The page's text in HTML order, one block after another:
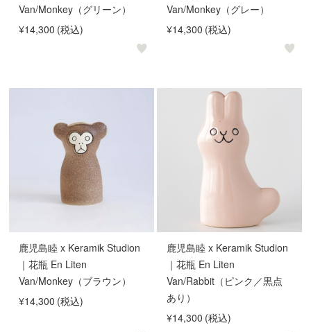
Van/Monkey（グリーン）
¥14,300 (税込)
Van/Monkey（グレー）
¥14,300 (税込)
鹿児島睦 x Keramik Studion
｜花瓶 En Liten
Van/Monkey（ブラウン）
¥14,300 (税込)
鹿児島睦 x Keramik Studion
｜花瓶 En Liten
Van/Rabbit（ピンク／黒点
あり）
¥14,300 (税込)